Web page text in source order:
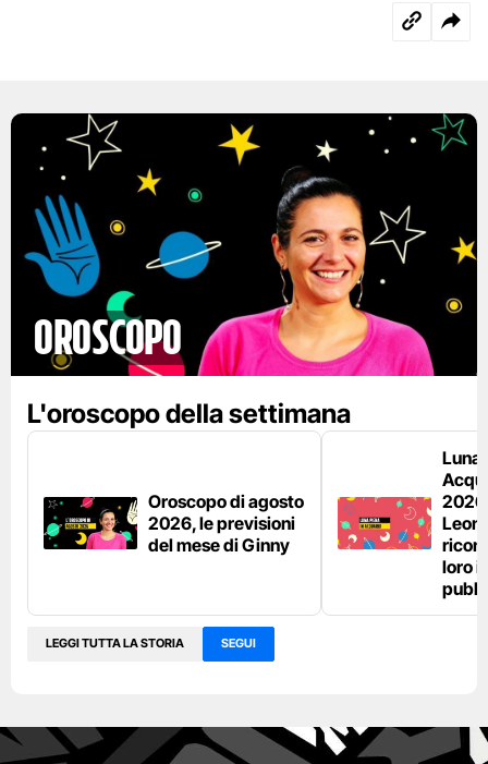
Oroscopo
L'oroscopo della settimana
Oroscopo di agosto
2026, le previsioni
del mese di Ginny
Luna
loro
LEGGI TUTTA LA STORIA SEGUI